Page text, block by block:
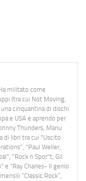
militato come
(tra cui Not Moving,
cinquantina di dischi
e USA e aprendo per
Thunders, Manu
di libri tra cui "Uscito
"Paul Weller,
"Rock n Spor"t, Gil
e "Ray Charles- Il genio
“Classic Rock”,